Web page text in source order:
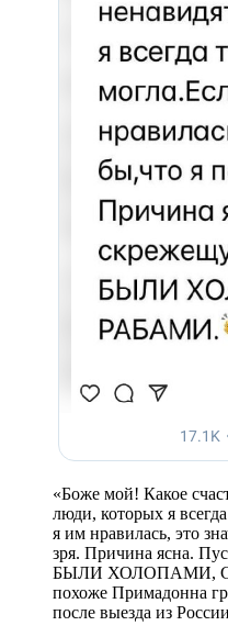
«Боже мой! Какое
люди, которых я
я им нравилась, это
зря. Причина ясна.
БЫЛИ ХОЛОПАМИ,
похоже Примадонна
после выезда из